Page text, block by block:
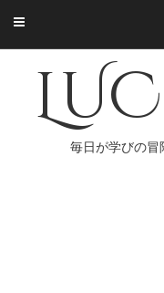
content
毎日が学びの